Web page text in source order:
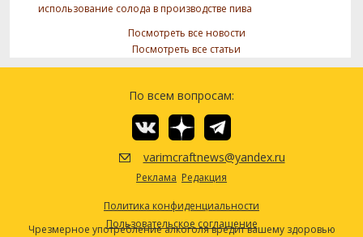
использование солода в производстве пива
Посмотреть все новости
Посмотреть все статьи
По всем вопросам:
varimcraftnews@yandex.ru
Реклама Редакция
Политика конфиденциальности
Пользовательское соглашение
Чрезмерное употребление алкоголя вредит вашему здоровью